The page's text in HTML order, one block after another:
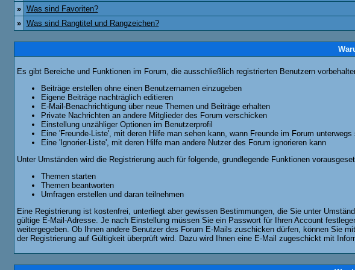
»
Was sind Favoriten?
»
Was sind Rangtitel und Rangzeichen?
Es gibt Bereiche und Funktionen im Forum, die ausschließlich registrierten Benutzern
Beiträge erstellen ohne einen Benutzernamen einzugeben
Eigene Beiträge nachträglich editieren
E-Mail-Benachrichtigung über neue Themen und Beiträge erhalten
Private Nachrichten an andere Mitglieder des Forum verschicken
Einstellung unzähliger Optionen im Benutzerprofil
Eine 'Freunde-Liste', mit deren Hilfe man sehen kann, wann Freunde im Forum unterwegs
Eine 'Ignorier-Liste', mit deren Hilfe man andere Nutzer des Forum ignorieren kann
Unter Umständen wird die Registrierung auch für folgende, grundlegende Funktionen
Themen starten
Themen beantworten
Umfragen erstellen und daran teilnehmen
Eine Registrierung ist kostenfrei, unterliegt aber gewissen Bestimmungen, die Sie unter
gültige E-Mail-Adresse. Je nach Einstellung müssen Sie ein Passwort für Ihren Account
weitergegeben. Ob Ihnen andere Benutzer des Forum E-Mails zuschicken dürfen, können Sie
der Registrierung auf Gültigkeit überprüft wird. Dazu wird Ihnen eine E-Mail zugeschickt mit